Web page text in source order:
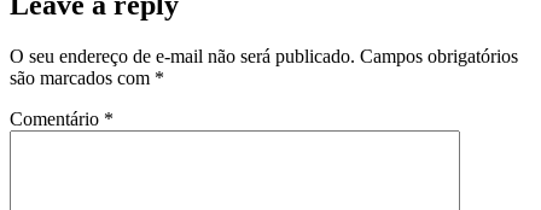
O seu endereço de e-mail não será publicado. Campos obrigatórios
são marcados com *
Comentário *